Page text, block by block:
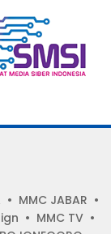
MMC JABAR
MMC TV